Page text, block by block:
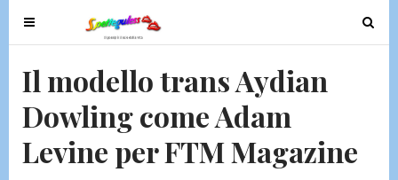
T
o
l
e
n
T
o
Il modello trans Aydian
Dowling come Adam
Levine per FTM Magazine